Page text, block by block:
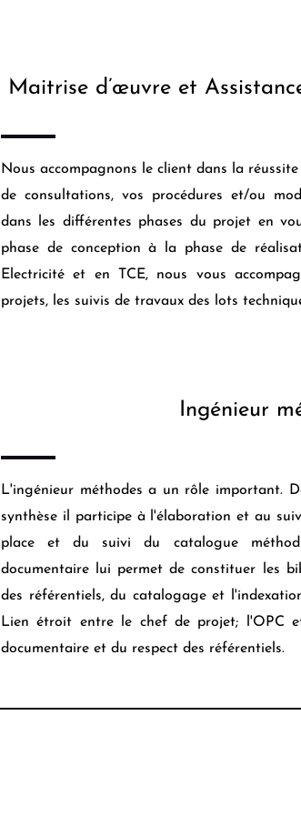
Maitrise d’œuvre et
Nous accompagnons le client dans la
de consultations, vos procédures et/ou
dans les différentes phases du projet en
phase de conception à la phase de
Electricité et en TCE, nous vous
projets, les suivis de travaux des lots
Ingénieur
L'ingénieur méthodes a un rôle important.
synthèse il participe à l'élaboration et au
place et du suivi du catalogue
documentaire lui permet de constituer les
des référentiels, du catalogage et
Lien étroit entre le chef de projet; l'OPC
documentaire et du respect des référentiels.